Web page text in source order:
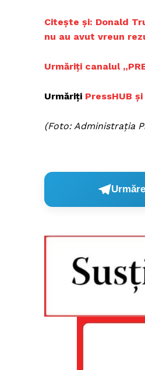
Citește și: Donald
nu au avut vreun
Urmăriți canalul
Urmăriți PressHUB
(Foto: Administrația